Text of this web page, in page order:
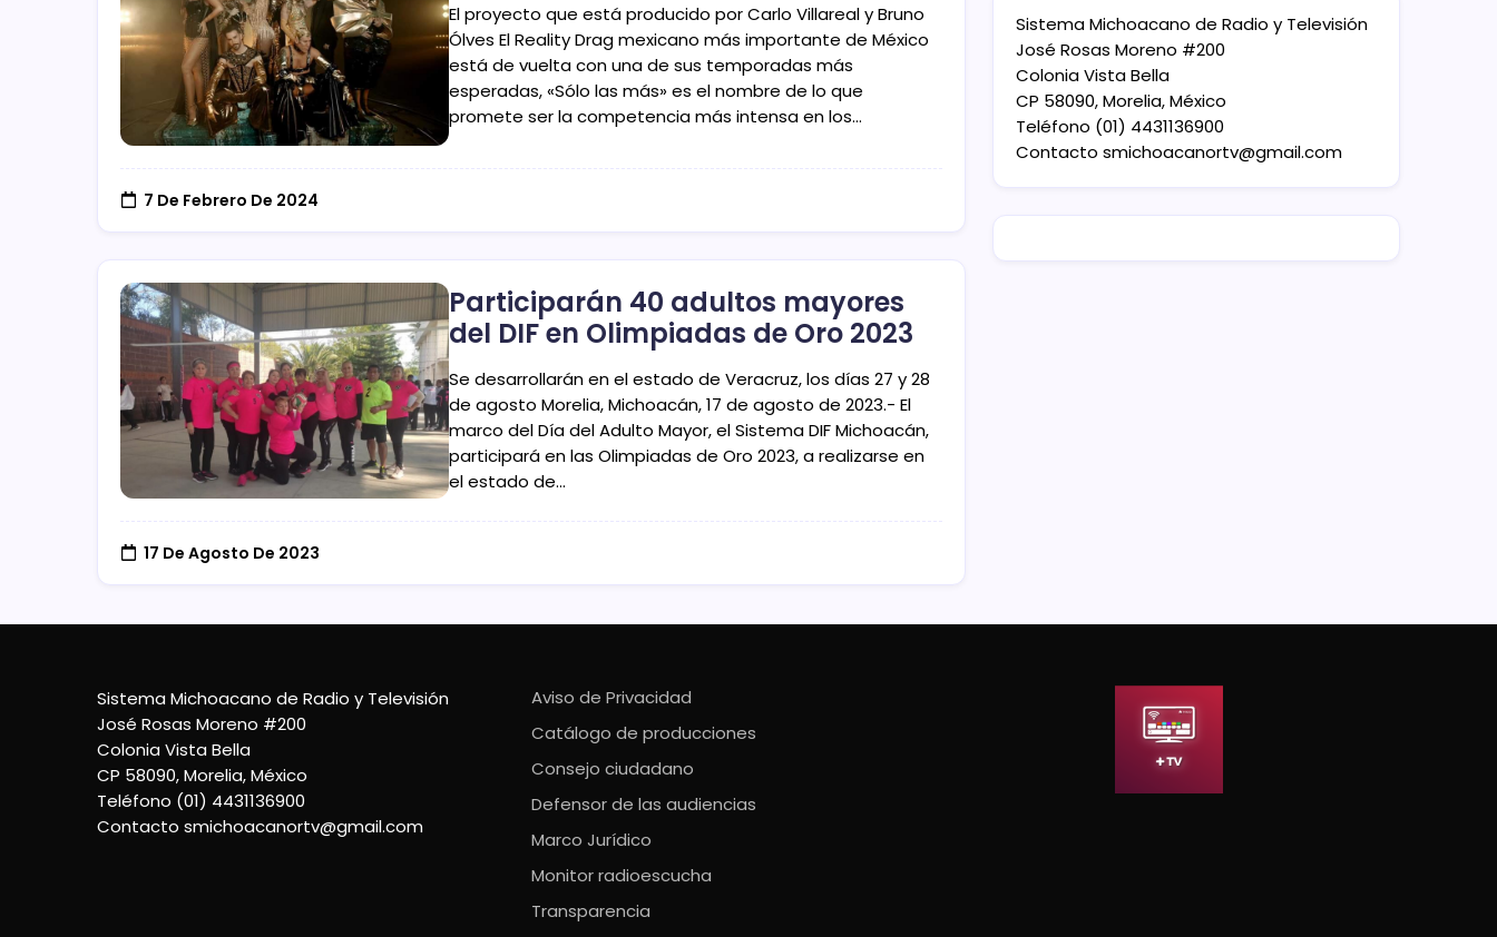
El proyecto que está producido por Carlo Villareal y Bruno
Ólves El Reality Drag mexicano más importante de México
está de vuelta con una de sus temporadas más
esperadas, «Sólo las más» es el nombre de lo que
promete ser la competencia más intensa en los…
7 De Febrero De 2024
Participarán 40 adultos mayores
del DIF en Olimpiadas de Oro 2023
Se desarrollarán en el estado de Veracruz, los días 27 y 28
de agosto Morelia, Michoacán, 17 de agosto de 2023.- El
marco del Día del Adulto Mayor, el Sistema DIF Michoacán,
participará en las Olimpiadas de Oro 2023, a realizarse en
el estado de…
17 De Agosto De 2023
Sistema Michoacano de Radio y Televisión
José Rosas Moreno #200
Colonia Vista Bella
CP 58090, Morelia, México
Teléfono (01) 4431136900
Contacto smichoacanortv@gmail.com
Sistema Michoacano de Radio y Televisión
José Rosas Moreno #200
Colonia Vista Bella
CP 58090, Morelia, México
Teléfono (01) 4431136900
Contacto smichoacanortv@gmail.com
Aviso de Privacidad
Catálogo de producciones
Consejo ciudadano
Defensor de las audiencias
Marco Jurídico
Monitor radioescucha
Transparencia